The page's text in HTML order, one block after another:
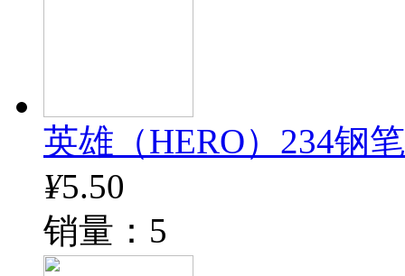
英雄（HERO）234钢
¥5.50
销量：5